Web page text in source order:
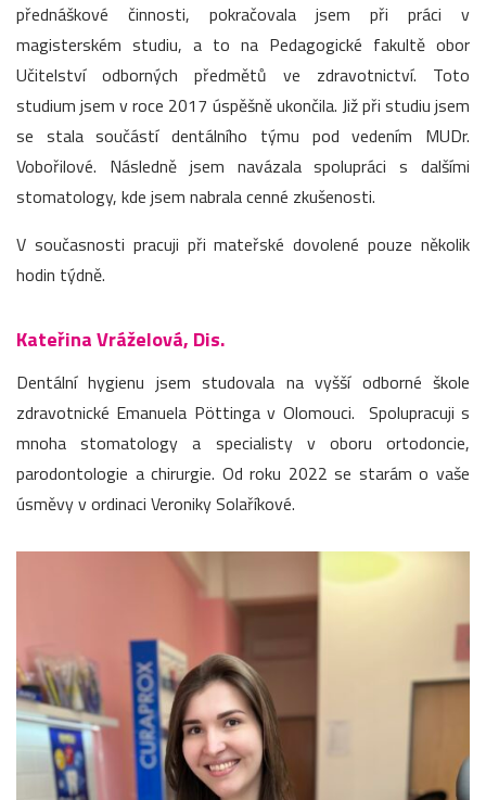
přednáškové činnosti, pokračovala jsem při práci v
magisterském studiu, a to na Pedagogické fakultě obor
Učitelství odborných předmětů ve zdravotnictví. Toto
studium jsem v roce 2017 úspěšně ukončila. Již při studiu jsem
se stala součástí dentálního týmu pod vedením MUDr.
Vobořilové. Následně jsem navázala spolupráci s dalšími
stomatology, kde jsem nabrala cenné zkušenosti.
V současnosti pracuji při mateřské dovolené pouze několik
hodin týdně.
Kateřina Vráželová, Dis.
Dentální hygienu jsem studovala na vyšší odborné škole
zdravotnické Emanuela Pöttinga v Olomouci. Spolupracuji s
mnoha stomatology a specialisty v oboru ortodoncie,
parodontologie a chirurgie. Od roku 2022 se starám o vaše
úsměvy v ordinaci Veroniky Solaříkové.